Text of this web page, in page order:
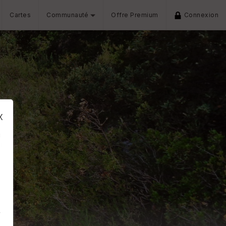
Cartes Communauté Offre Premium Connexion